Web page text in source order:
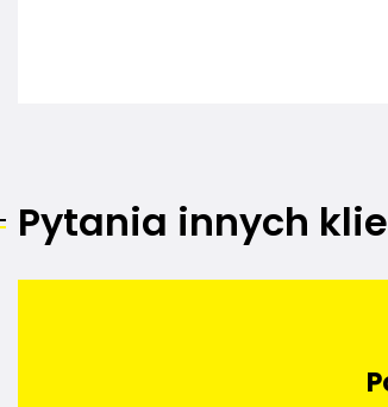
Pytania innych